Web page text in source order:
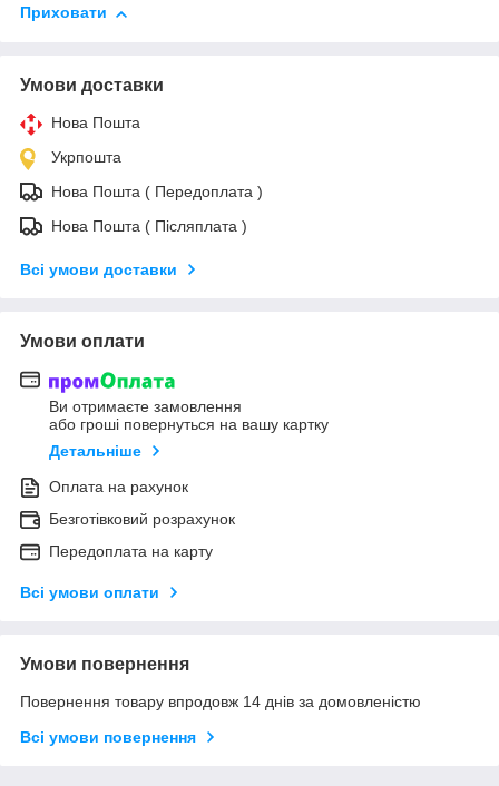
Приховати
Умови доставки
Нова Пошта
Укрпошта
Нова Пошта ( Передоплата )
Нова Пошта ( Післяплата )
Всі умови доставки
Умови оплати
Ви отримаєте замовлення
або гроші повернуться на вашу картку
Детальніше
Оплата на рахунок
Безготівковий розрахунок
Передоплата на карту
Всі умови оплати
Умови повернення
Повернення товару впродовж 14 днів за домовленістю
Всі умови повернення